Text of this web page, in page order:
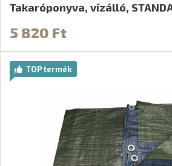
Takaróponyva, vízálló,
5 820 Ft
TOP termék